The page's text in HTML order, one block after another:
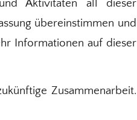
Aktivitäten all dieser
übereinstimmen und
Informationen auf dieser
Zusammenarbeit.